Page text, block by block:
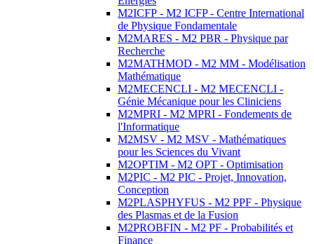
M2ICFP - M2 ICFP - Centre International
de Physique Fondamentale
M2MARES - M2 PBR - Physique par
Recherche
M2MATHMOD - M2 MM - Modélisation
Mathématique
M2MECENCLI - M2 MECENCLI -
Génie Mécanique pour les Cliniciens
M2MPRI - M2 MPRI - Fondements de
l'Informatique
M2MSV - M2 MSV - Mathématiques
pour les Sciences du Vivant
M2OPTIM - M2 OPT - Optimisation
M2PIC - M2 PIC - Projet, Innovation,
Conception
M2PLASPHYFUS - M2 PPF - Physique
des Plasmas et de la Fusion
M2PROBFIN - M2 PF - Probabilités et
Finance